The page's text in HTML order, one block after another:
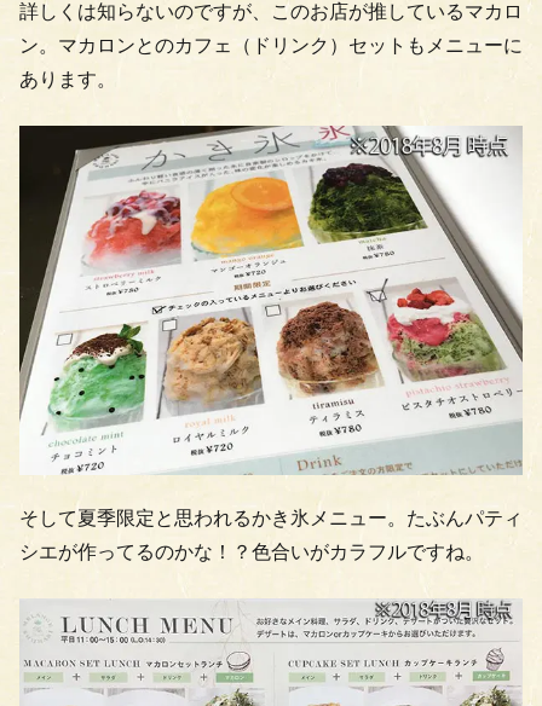
詳しくは知らないのですが、このお店が推しているマカロ
ン。マカロンとのカフェ（ドリンク）セットもメニューに
あります。
そして夏季限定と思われるかき氷メニュー。たぶんパティ
シエが作ってるのかな！？色合いがカラフルですね。